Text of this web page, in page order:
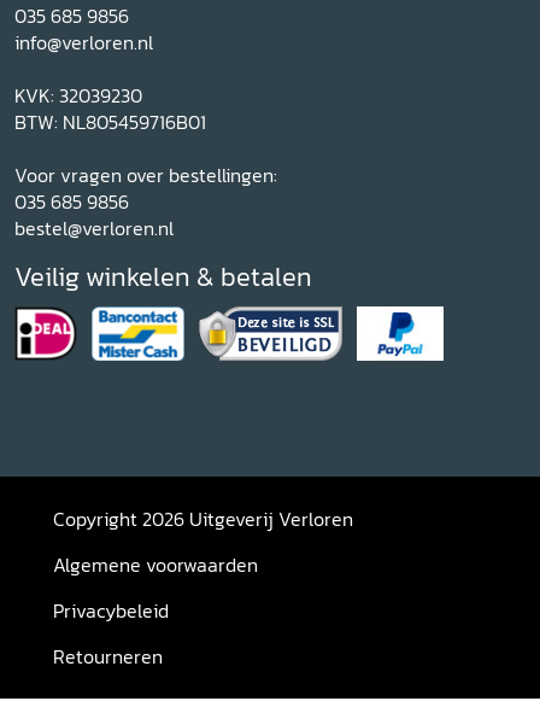
035 685 9856
info@verloren.nl
KVK: 32039230
BTW: NL805459716B01
Voor vragen over bestellingen:
035 685 9856
bestel@verloren.nl
Veilig winkelen & betalen
Copyright 2026 Uitgeverij Verloren
Algemene voorwaarden
Privacybeleid
Retourneren